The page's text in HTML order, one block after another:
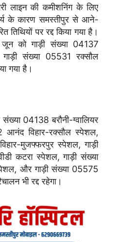
लाइन की कमीशनिंग के लिए
के कारण समस्तीपुर से आने-
तिथियों पर रद्द किया गया है।
को गाड़ी संख्या 04137
गाड़ी संख्या 05531 रक्सौल
गया है।
04138 बरौनी-ग्वालियर
आनंद विहार-रक्सौल स्पेशल,
मुजफ्फरपुर स्पेशल, गाड़ी
कटरा स्पेशल, गाड़ी संख्या
और गाड़ी संख्या 05575
भी रद्द रहेगा।